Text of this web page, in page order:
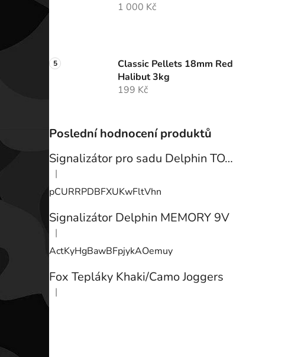
1 000 Kč
Classic Pellets 18mm Red
Halibut 3kg
199 Kč
Poslední hodnocení produktů
Signalizátor pro sadu Delphin TOTEM
Hodnocení produktu je 3 z 5 hvězdiček.
|
pCURRPDBFXUKwFltVhn
Signalizátor Delphin MEMORY 9V
Hodnocení produktu je 3 z 5 hvězdiček.
|
ActKyHgBawBFpjykAOemuy
Fox Tepláky Khaki/Camo Joggers
Hodnocení produktu je 5 z 5 hvězdiček.
|